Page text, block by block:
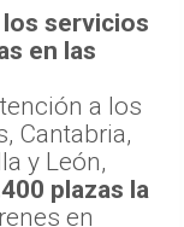
servicios
en las
a los
Cantabria,
y León,
plazas la
en